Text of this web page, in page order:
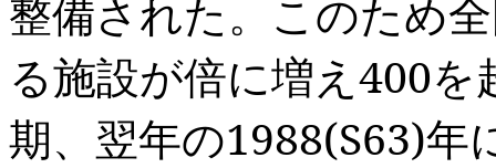
整備された。このため
る施設が倍に増え 400を
期、翌年の1988(S63)年